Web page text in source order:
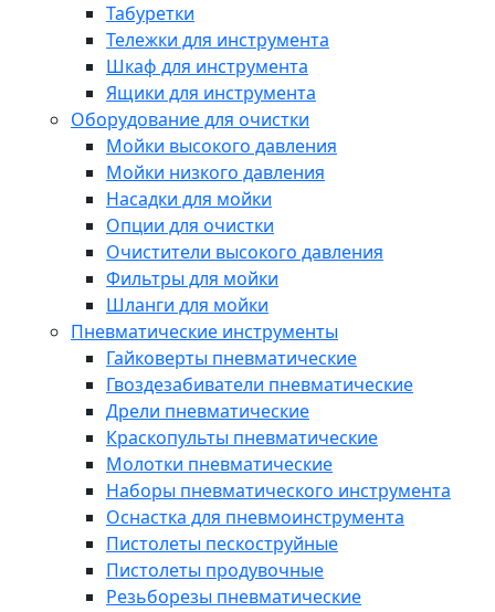
Табуретки
Тележки для инструмента
Шкаф для инструмента
Ящики для инструмента
Оборудование для очистки
Мойки высокого давления
Мойки низкого давления
Насадки для мойки
Опции для очистки
Очистители высокого давления
Фильтры для мойки
Шланги для мойки
Пневматические инструменты
Гайковерты пневматические
Гвоздезабиватели пневматические
Дрели пневматические
Краскопульты пневматические
Молотки пневматические
Наборы пневматического инструмента
Оснастка для пневмоинструмента
Пистолеты пескоструйные
Пистолеты продувочные
Резьборезы пневматические